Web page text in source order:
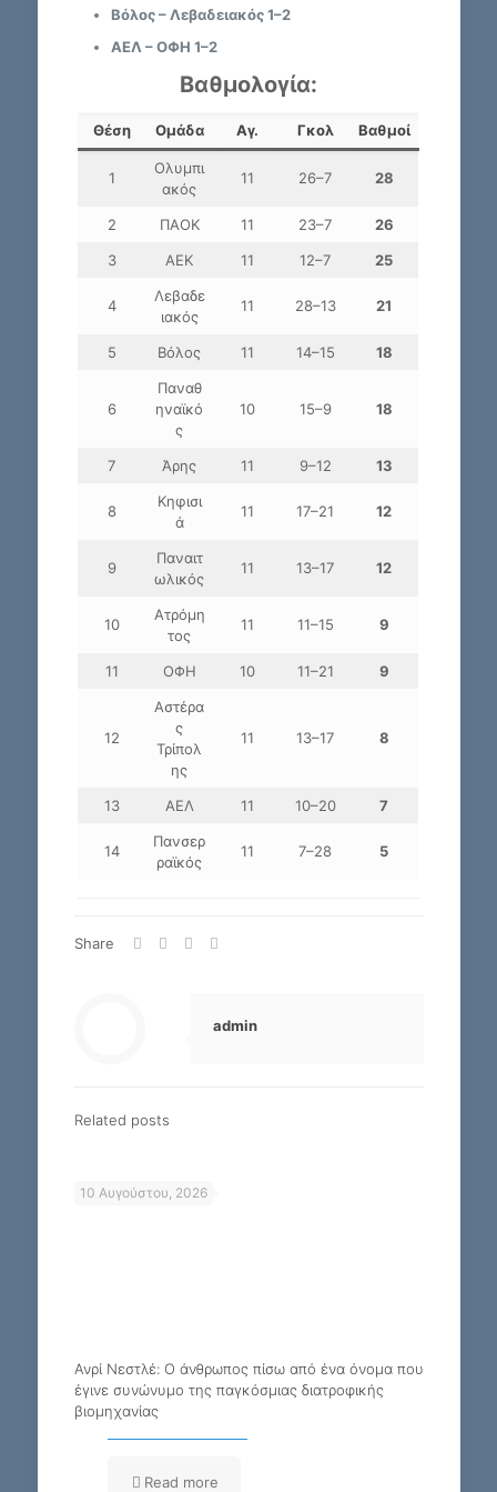
Βόλος – Λεβαδειακός 1–2
ΑΕΛ – ΟΦΗ 1–2
Βαθμολογία:
Θέση Ομάδα Αγ. Γκολ Βαθμοί
1
Ολυμπι
ακός
11 26–7 28
2 ΠΑΟΚ 11 23–7
26
3
ΑΕΚ 11 12–7 25
4
Λεβαδε
ιακός
11 28–13 21
5 Βόλος 11 14–15 18
6
Παναθ
ηναϊκό
ς
10 15–9 18
7 Άρης 11 9–12 13
8
Κηφισι
ά
11 17–21 12
9
Παναιτ
ωλικός
11 13–17 12
10
Ατρόμη
τος
11 11–15 9
11 ΟΦΗ 10 11–21 9
12
Αστέρα
ς
Τρίπολ
ης
11 13–17 8
13 ΑΕΛ 11 10–20 7
14
Πανσερ
ραϊκός
11 7–28 5
Share
admin
Related posts
10 Αυγούστου, 2026
Ανρί Νεστλέ: Ο άνθρωπος πίσω από ένα όνομα που
έγινε συνώνυμο της παγκόσμιας διατροφικής
βιομηχανίας
Read more